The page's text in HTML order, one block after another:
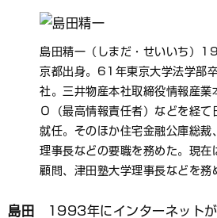
島田精一（しまだ・せいいち）
京都出身。61年東京大学法学部
社。三井物産本社取締役情報産業
Ｏ（最高情報責任者）などを経て
就任。そのほか住宅金融公庫総裁
理事長などの要職を務めた。現在
顧問、津田塾大学理事長などを務
島田
1993年にインターネットが